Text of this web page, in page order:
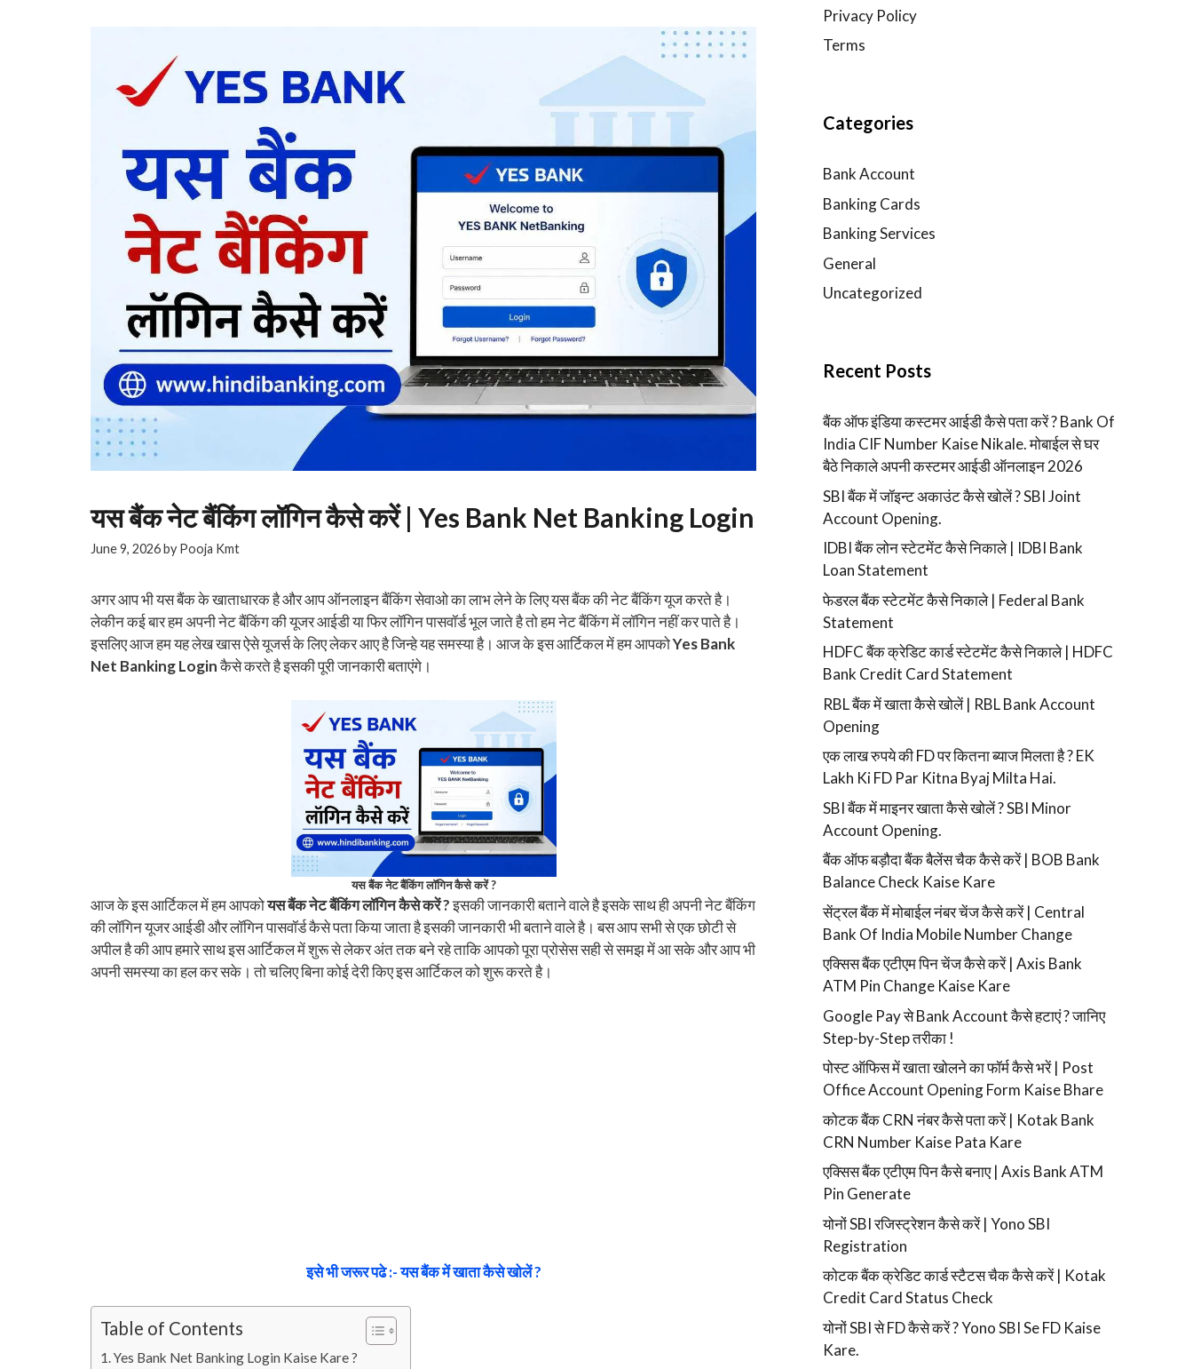
यस बैंक नेट बैंकिंग लॉगिन कैसे करें | Yes Bank Net Banking Login
June 9, 2026by Pooja Kmt
अगर आप भी यस बैंक के खाताधारक है और आप ऑनलाइन बैंकिंग सेवाओ का लाभ लेने के लिए यस बैंक की नेट बैंकिंग यूज करते है।
लेकीन कई बार हम अपनी नेट बैंकिंग की यूजर आईडी या फिर लॉगिन पासवॉर्ड भूल जाते है तो हम नेट बैंकिंग में लॉगिन नहीं कर पाते है।
इसलिए आज हम यह लेख खास ऐसे यूजर्स के लिए लेकर आए है जिन्हे यह समस्या है। आज के इस आर्टिकल में हम आपकोYes Bank
Net Banking Loginकैसे करते है इसकी पूरी जानकारी बताएंगे।
यस बैंक नेट बैंकिंग लॉगिन कैसे करें ?
आज के इस आर्टिकल में हम आपकोयस बैंक नेट बैंकिंग लॉगिन कैसे करें ?इसकी जानकारी बताने वाले है इसके साथ ही अपनी नेट बैंकिंग
की लॉगिन यूजर आईडी और लॉगिन पासवॉर्ड कैसे पता किया जाता है इसकी जानकारी भी बताने वाले है। बस आप सभी से एक छोटी से
अपील है की आप हमारे साथ इस आर्टिकल में शुरू से लेकर अंत तक बने रहे ताकि आपको पूरा प्रोसेस सही से समझ में आ सके और आप भी
अपनी समस्या का हल कर सके। तो चलिए बिना कोई देरी किए इस आर्टिकल को शुरू करते है।
इसे भी जरूर पढे :- यस बैंक में खाता कैसे खोलें ?
Table of Contents
Yes Bank Net Banking Login Kaise Kare ?
Privacy Policy
Terms
Categories
Bank Account
Banking Cards
Banking Services
General
Uncategorized
Recent Posts
बैंक ऑफ इंडिया कस्टमर आईडी कैसे पता करें ? Bank Of
India CIF Number Kaise Nikale. मोबाईल से घर
बैठे निकाले अपनी कस्टमर आईडी ऑनलाइन 2026
SBI बैंक में जॉइन्ट अकाउंट कैसे खोलें ? SBI Joint
Account Opening.
IDBI बैंक लोन स्टेटमेंट कैसे निकाले | IDBI Bank
Loan Statement
फेडरल बैंक स्टेटमेंट कैसे निकाले | Federal Bank
Statement
HDFC बैंक क्रेडिट कार्ड स्टेटमेंट कैसे निकाले | HDFC
Bank Credit Card Statement
RBL बैंक में खाता कैसे खोलें | RBL Bank Account
Opening
एक लाख रुपये की FD पर कितना ब्याज मिलता है ? EK
Lakh Ki FD Par Kitna Byaj Milta Hai.
SBI बैंक में माइनर खाता कैसे खोलें ? SBI Minor
Account Opening.
बैंक ऑफ बड़ौदा बैंक बैलेंस चैक कैसे करें | BOB Bank
Balance Check Kaise Kare
सेंट्रल बैंक में मोबाईल नंबर चेंज कैसे करें | Central
Bank Of India Mobile Number Change
एक्सिस बैंक एटीएम पिन चेंज कैसे करें | Axis Bank
ATM Pin Change Kaise Kare
Google Pay से Bank Account कैसे हटाएं ? जानिए
Step-by-Step तरीका !
पोस्ट ऑफिस में खाता खोलने का फॉर्म कैसे भरें | Post
Office Account Opening Form Kaise Bhare
कोटक बैंक CRN नंबर कैसे पता करें | Kotak Bank
CRN Number Kaise Pata Kare
एक्सिस बैंक एटीएम पिन कैसे बनाए | Axis Bank ATM
Pin Generate
योनों SBI रजिस्ट्रेशन कैसे करें | Yono SBI
Registration
कोटक बैंक क्रेडिट कार्ड स्टैटस चैक कैसे करें | Kotak
Credit Card Status Check
योनों SBI से FD कैसे करें ? Yono SBI Se FD Kaise
Kare.